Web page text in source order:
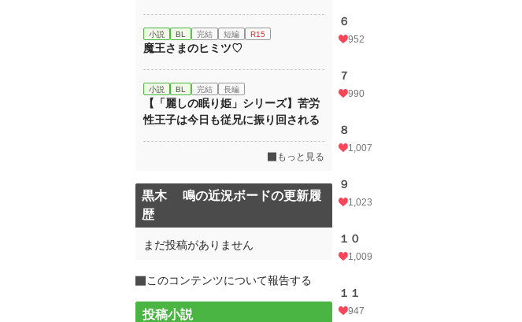
６
952
７
990
８
1,007
９
1,023
１０
1,009
１１
947
小説 BL 完結 短編 R15
魔王さまのヒミツ♡
小説 BL 完結 長編
【「麗しの眠り姫」シリーズ】苦労
性王子は今日も従兄に振り回される
もっと見る
黒木 鳴の近況ボードの更新履
歴
まだ投稿がありません
このコンテンツについて報告する
投稿小説